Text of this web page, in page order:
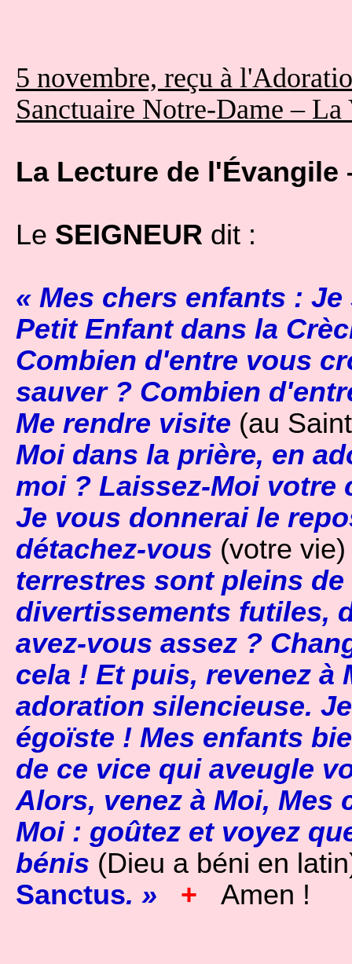
5 novembre, reçu à
Sanctuaire Notre-Dame – La
La Lecture de l'Évangile
Le SEIGNEUR dit :
« Mes chers enfants :
Petit Enfant dans la
Combien d'entre vous
sauver ? Combien
Me rendre visite (au
Moi dans la prière, en
moi ? Laissez-Moi
Je vous donnerai le
détachez-vous (votre vie)
terrestres sont pleins
divertissements futiles,
avez-vous assez ?
cela ! Et puis, revenez à
adoration silencieuse.
égoïste ! Mes enfants
de ce vice qui aveugle
Alors, venez à Moi, Mes
Moi : goûtez et voyez
bénis (Dieu a béni en
Sanctus. » + Amen !